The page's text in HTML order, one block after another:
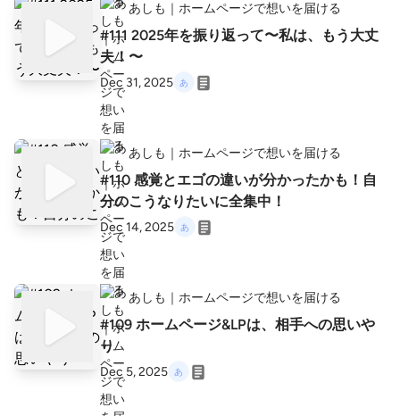
あしも｜ホームページで想いを届ける
#111 2025年を振り返って〜私は、もう大丈
夫！〜
Dec 31, 2025
あしも｜ホームページで想いを届ける
#110 感覚とエゴの違いが分かったかも！自
分のこうなりたいに全集中！
Dec 14, 2025
あしも｜ホームページで想いを届ける
#109 ホームページ&LPは、相手への思いや
り
Dec 5, 2025